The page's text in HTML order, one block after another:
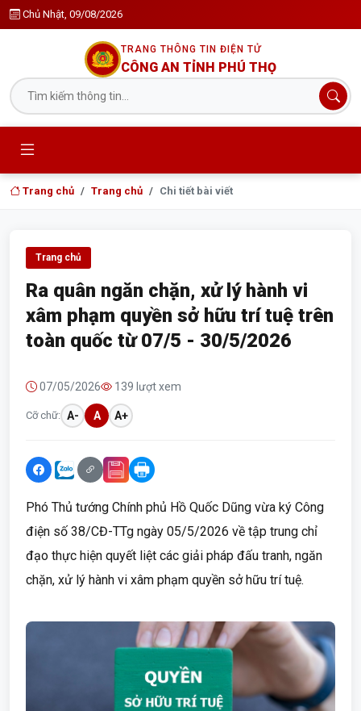
Chủ Nhật, 09/08/2026
TRANG THÔNG TIN ĐIỆN TỬ
CÔNG AN TỈNH PHÚ THỌ
Trang chủ Trang chủ Chi tiết bài viết
Trang chủ
Ra quân ngăn chặn, xử lý hành vi
xâm phạm quyền sở hữu trí tuệ trên
toàn quốc từ 07/5 - 30/5/2026
07/05/2026 139 lượt xem
Cỡ chữ: A- A A+
Phó Thủ tướng Chính phủ Hồ Quốc Dũng vừa ký Công
điện số 38/CĐ-TTg ngày 05/5/2026 về tập trung chỉ
đạo thực hiện quyết liệt các giải pháp đấu tranh, ngăn
chặn, xử lý hành vi xâm phạm quyền sở hữu trí tuệ.